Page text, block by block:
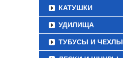
КАТУШКИ
УДИЛИЩА
ТУБУСЫ И ЧЕХЛЫ